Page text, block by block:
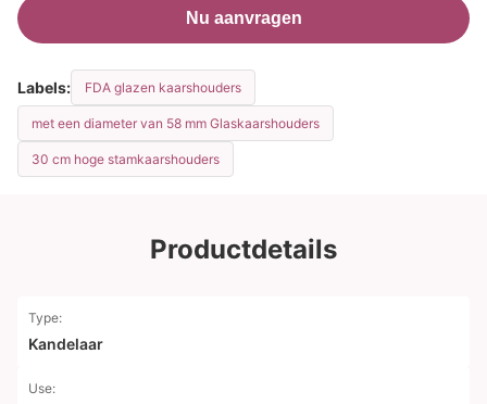
Nu aanvragen
Labels: FDA glazen kaarshouders
met een diameter van 58 mm Glaskaarshouders
30 cm hoge stamkaarshouders
Productdetails
Type:
Kandelaar
Use: